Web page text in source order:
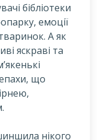
бібліотеки
емоції
А як
яскраві та
що
нікого